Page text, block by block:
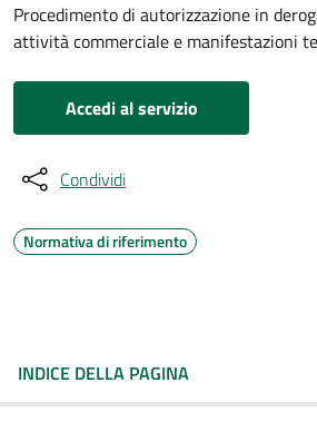
Procedimento di autorizzazione in
attività commerciale e manifestazioni
Accedi al servizio
Condividi
Normativa di riferimento
INDICE DELLA PAGINA